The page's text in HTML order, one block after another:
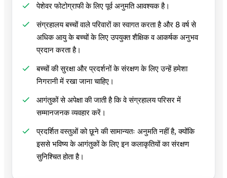
पेशेवर फोटोग्राफी के लिए पूर्व अनुमति आवश्यक है।
संग्रहालय बच्चों वाले परिवारों का स्वागत करता है और 8 वर्ष से
अधिक आयु के बच्चों के लिए उपयुक्त शैक्षिक व आकर्षक अनुभव
प्रदान करता है।
बच्चों की सुरक्षा और प्रदर्शनों के संरक्षण के लिए उन्हें हमेशा
निगरानी में रखा जाना चाहिए।
आगंतुकों से अपेक्षा की जाती है कि वे संग्रहालय परिसर में
सम्मानजनक व्यवहार करें।
प्रदर्शित वस्तुओं को छूने की सामान्यतः अनुमति नहीं है, क्योंकि
इससे भविष्य के आगंतुकों के लिए इन कलाकृतियों का संरक्षण
सुनिश्चित होता है।